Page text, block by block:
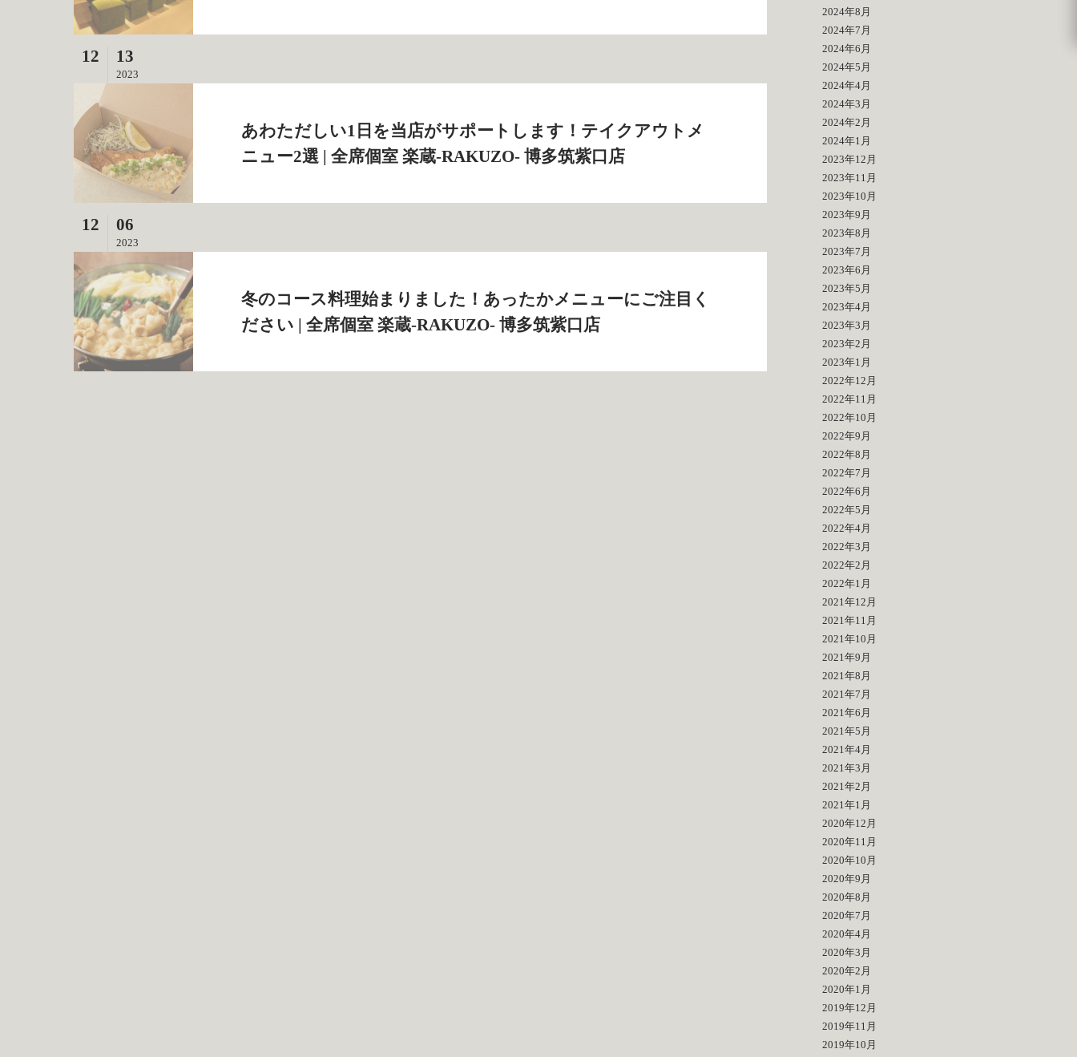
12 13
2023
あわただしい1日を当店がサポートします！テイクアウトメ
ニュー2選 | 全席個室 楽蔵‐RAKUZO‐ 博多筑紫口店
12 06
2023
冬のコース料理始まりました！あったかメニューにご注目く
ださい | 全席個室 楽蔵‐RAKUZO‐ 博多筑紫口店
2024年8月
2024年7月
2024年6月
2024年5月
2024年4月
2024年3月
2024年2月
2024年1月
2023年12月
2023年11月
2023年10月
2023年9月
2023年8月
2023年7月
2023年6月
2023年5月
2023年4月
2023年3月
2023年2月
2023年1月
2022年12月
2022年11月
2022年10月
2022年9月
2022年8月
2022年7月
2022年6月
2022年5月
2022年4月
2022年3月
2022年2月
2022年1月
2021年12月
2021年11月
2021年10月
2021年9月
2021年8月
2021年7月
2021年6月
2021年5月
2021年4月
2021年3月
2021年2月
2021年1月
2020年12月
2020年11月
2020年10月
2020年9月
2020年8月
2020年7月
2020年4月
2020年3月
2020年2月
2020年1月
2019年12月
2019年11月
2019年10月